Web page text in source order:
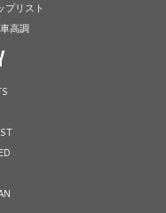
プリスト
高調